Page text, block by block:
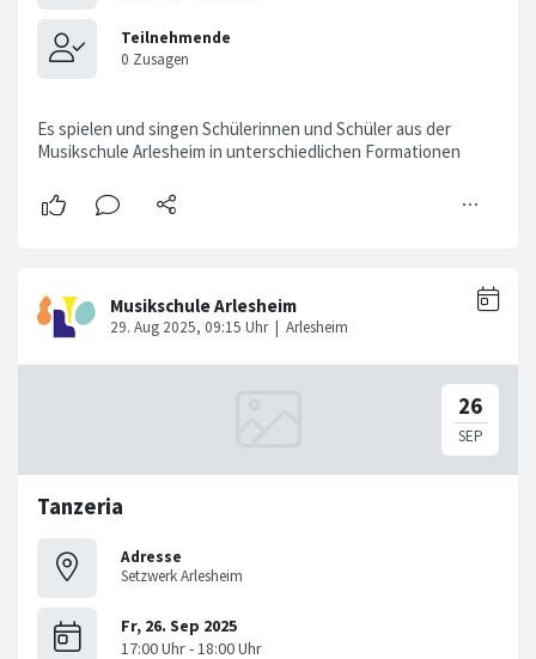
Es spielen und singen Schülerinnen und Schüler aus der
Musikschule Arlesheim in unterschiedlichen Formationen
Tanzeria
Adresse
Setzwerk Arlesheim